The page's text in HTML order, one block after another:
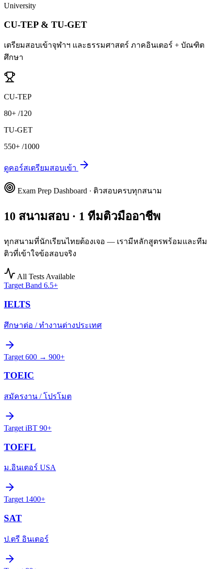
University
CU-TEP & TU-GET
เตรียมสอบเข้าจุฬาฯ และธรรมศาสตร์ ภาคอินเตอร์ + บัณฑิต
ศึกษา
CU-TEP
80+ /120
TU-GET
550+ /1000
ดูคอร์สเตรียมสอบเข้า
Exam Prep Dashboard · ติวสอบครบทุกสนาม
10 สนามสอบ · 1 ทีมติวมืออาชีพ
ทุกสนามที่นักเรียนไทยต้องเจอ — เรามีหลักสูตรพร้อมและทีม
ติวที่เข้าใจข้อสอบจริง
All Tests Available
Target Band 6.5+
IELTS
ศึกษาต่อ / ทำงานต่างประเทศ
Target 600 → 900+
TOEIC
สมัครงาน / โปรโมต
Target iBT 90+
TOEFL
ม.อินเตอร์ USA
Target 1400+
SAT
ป.ตรี อินเตอร์